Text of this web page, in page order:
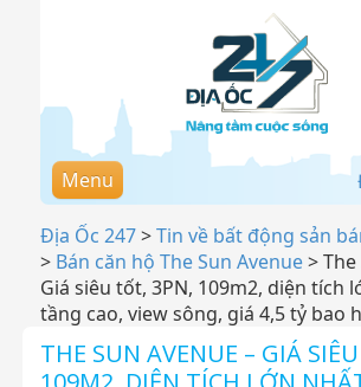
Menu
Địa Ốc 247>Tin về bất động sản
> Bán căn hộ The Sun Avenue>The
Giá siêu tốt, 3PN, 109m2, diện tích
tầng cao, view sông, giá 4,5 tỷ bao
THE SUN AVENUE – GIÁ